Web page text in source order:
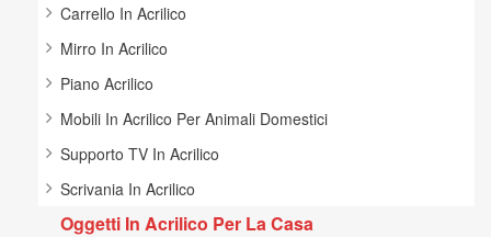
Carrello In Acrilico
Mirro In Acrilico
Piano Acrilico
Mobili In Acrilico Per Animali Domestici
Supporto TV In Acrilico
Scrivania In Acrilico
Oggetti In Acrilico Per La Casa